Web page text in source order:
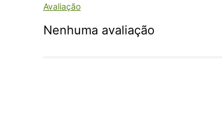
Nenhuma avaliação